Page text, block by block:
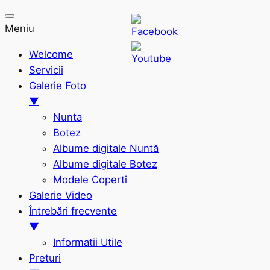
Meniu
Welcome
Servicii
Galerie Foto
▼
Nunta
Botez
Albume digitale Nuntă
Albume digitale Botez
Modele Coperti
Galerie Video
Întrebări frecvente
▼
Informatii Utile
Preturi